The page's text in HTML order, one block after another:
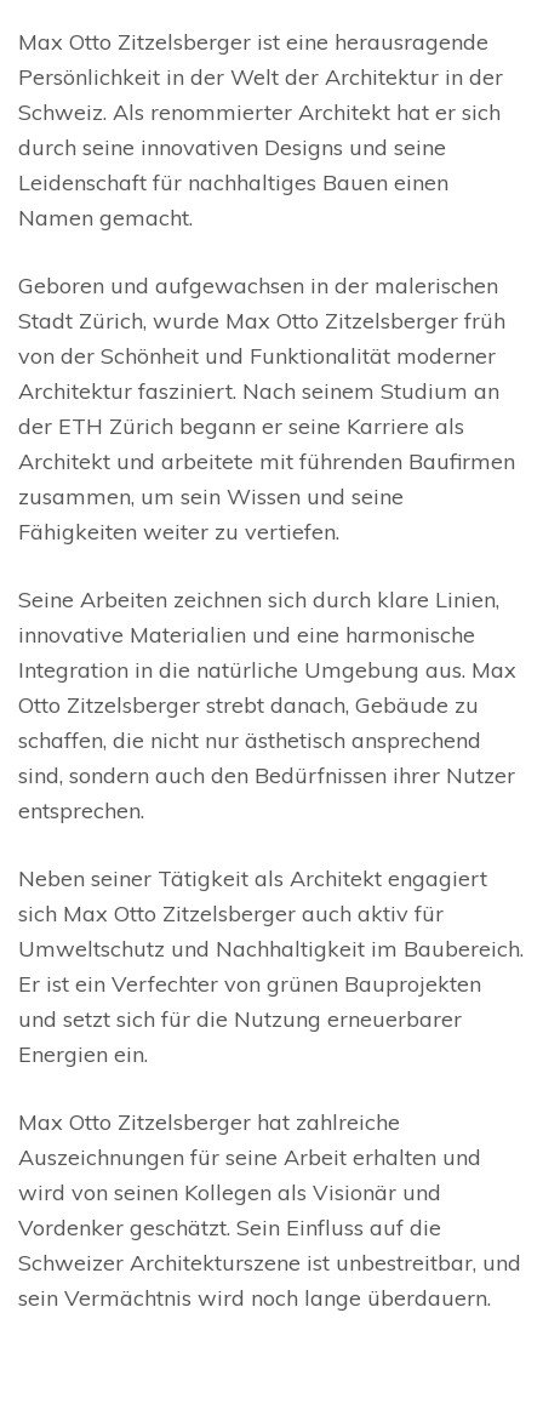
Max Otto Zitzelsberger ist eine herausragende
Persönlichkeit in der Welt der Architektur in der
Schweiz. Als renommierter Architekt hat er sich
durch seine innovativen Designs und seine
Leidenschaft für nachhaltiges Bauen einen
Namen gemacht.
Geboren und aufgewachsen in der malerischen
Stadt Zürich, wurde Max Otto Zitzelsberger früh
von der Schönheit und Funktionalität moderner
Architektur fasziniert. Nach seinem Studium an
der ETH Zürich begann er seine Karriere als
Architekt und arbeitete mit führenden Baufirmen
zusammen, um sein Wissen und seine
Fähigkeiten weiter zu vertiefen.
Seine Arbeiten zeichnen sich durch klare Linien,
innovative Materialien und eine harmonische
Integration in die natürliche Umgebung aus. Max
Otto Zitzelsberger strebt danach, Gebäude zu
schaffen, die nicht nur ästhetisch ansprechend
sind, sondern auch den Bedürfnissen ihrer Nutzer
entsprechen.
Neben seiner Tätigkeit als Architekt engagiert
sich Max Otto Zitzelsberger auch aktiv für
Umweltschutz und Nachhaltigkeit im Baubereich.
Er ist ein Verfechter von grünen Bauprojekten
und setzt sich für die Nutzung erneuerbarer
Energien ein.
Max Otto Zitzelsberger hat zahlreiche
Auszeichnungen für seine Arbeit erhalten und
wird von seinen Kollegen als Visionär und
Vordenker geschätzt. Sein Einfluss auf die
Schweizer Architekturszene ist unbestreitbar, und
sein Vermächtnis wird noch lange überdauern.